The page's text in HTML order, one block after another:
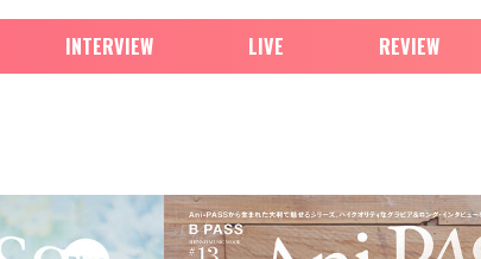
INTERVIEW LIVE REVIEW